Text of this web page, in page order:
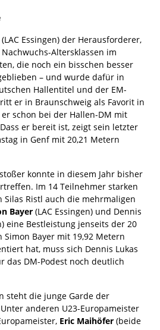
(LAC Essingen) der Herausforderer,
Altersklassen im
die noch ein bisschen besser
– und wurde dafür in
Hallentitel und der EM-
er in Braunschweig als Favorit in
schon bei der Hallen-DM mit
er bereit ist, zeigt sein letzter
in Genf mit 20,21 Metern
konnte in diesem Jahr bisher
Im 14 Teilnehmer starken
Silas Ristl auch die mehrmaligen
Bayer (LAC Essingen) und Dennis
eine Bestleistung jenseits der 20
Bayer mit 19,92 Metern
hat, muss sich Dennis Lukas
das DM-Podest noch deutlich
steht die junge Garde der
anderen U23-Europameister
Eric Maihöfer (beide